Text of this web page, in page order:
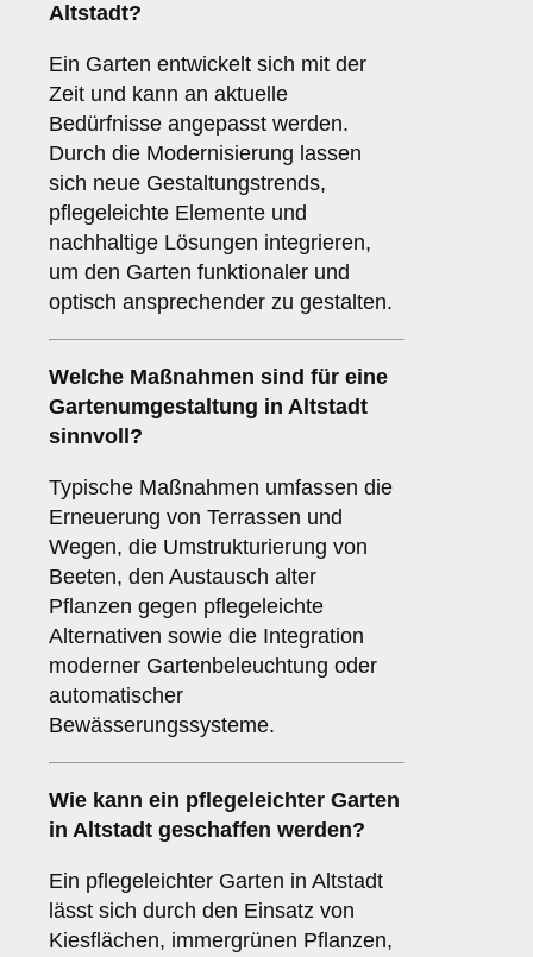
Altstadt?
Ein Garten entwickelt sich mit der
Zeit und kann an aktuelle
Bedürfnisse angepasst werden.
Durch die Modernisierung lassen
sich neue Gestaltungstrends,
pflegeleichte Elemente und
nachhaltige Lösungen integrieren,
um den Garten funktionaler und
optisch ansprechender zu gestalten.
Welche Maßnahmen sind für eine
Gartenumgestaltung in Altstadt
sinnvoll?
Typische Maßnahmen umfassen die
Erneuerung von Terrassen und
Wegen, die Umstrukturierung von
Beeten, den Austausch alter
Pflanzen gegen pflegeleichte
Alternativen sowie die Integration
moderner Gartenbeleuchtung oder
automatischer
Bewässerungssysteme.
Wie kann ein pflegeleichter Garten
in Altstadt geschaffen werden?
Ein pflegeleichter Garten in Altstadt
lässt sich durch den Einsatz von
Kiesflächen, immergrünen Pflanzen,